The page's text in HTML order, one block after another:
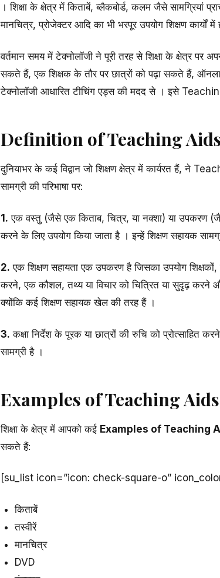
। शिक्षा के क्षेत्र में किताबें, ब्लैकबोर्ड, कलम जैसे सामग्रियां
मानचित्र, प्रोजेक्टर आदि का भी भरपूर उपयोग शिक्षण कार्यों में
वर्तमान समय में टेक्नोलॉजी ने पूरी तरह से शिक्षा के क्षेत्र
सकते हैं, एक शिक्षक के तौर पर छात्रों को पढ़ा सकते हैं,
टेक्नोलॉजी आधारित टीचिंग एड्स की मदद से । इसे
Definition of Teaching
दुनियाभर के कई विद्वान जो शिक्षण क्षेत्र में कार्यरत हैं, ने
सामग्री की परिभाषा पर:
1. एक वस्तु (जैसे एक किताब, चित्र, या नक्शा) या उपकरण (जैसे
करने के लिए उपयोग किया जाता है । इन्हें शिक्षण सहायक
2. एक शिक्षण सहायता एक उपकरण है जिसका उपयोग शिक्षकों,
करने, एक कौशल, तथ्य या विचार को चित्रित या सुदृढ़ करने
क्योंकि कई शिक्षण सहायक खेल की तरह हैं ।
3. कक्षा निर्देश के पूरक या छात्रों की रुचि को प्रोत्साहित
सामग्री है ।
Examples of Teaching Aids
शिक्षा के क्षेत्र में आपको कई Examples of Teaching
सकते हैं:
[su_list icon=”icon: check-square-o”
किताबें
तस्वीरें
मानचित्र
DVD